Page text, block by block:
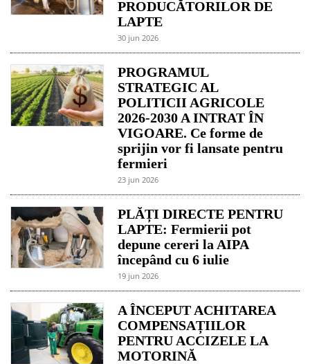
PRODUCĂTORILOR DE
LAPTE
30 jun 2026
PROGRAMUL
STRATEGIC AL
POLITICII AGRICOLE
2026-2030 A INTRAT ÎN
VIGOARE. Ce forme de
sprijin vor fi lansate pentru
fermieri
23 jun 2026
PLĂȚI DIRECTE PENTRU
LAPTE: Fermierii pot
depune cereri la AIPA
începând cu 6 iulie
19 jun 2026
A ÎNCEPUT ACHITAREA
COMPENSAȚIILOR
PENTRU ACCIZELE LA
MOTORINĂ